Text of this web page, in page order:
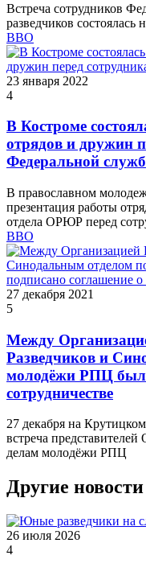
Встреча сотрудников
разведчиков
ВВО
23 января 2022
4
В Костроме
отрядов и дружин
Федеральной
В православном
презентация работы
отдела ОРЮР перед
ВВО
27 декабря 2021
5
Между
Разведчиков и
молодёжи РПЦ
сотрудничестве
27 декабря на
встреча
делам молодёжи РПЦ
Другие
26 июля 2026
4